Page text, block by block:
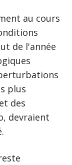
au cours
de l'année
plus
des
devraient